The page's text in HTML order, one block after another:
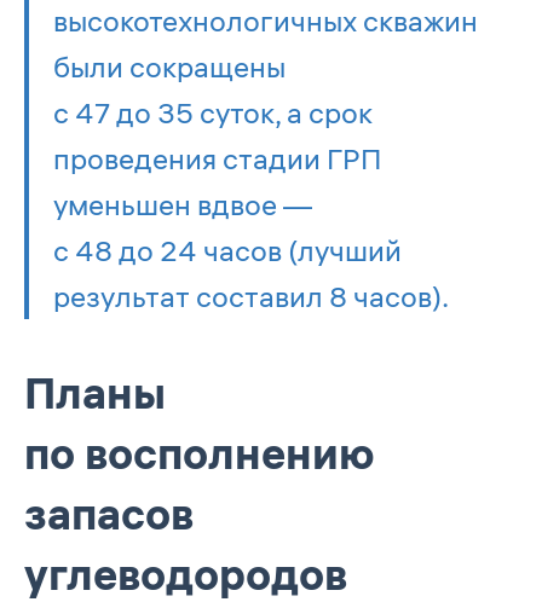
высокотехнологичных скважин
были сокращены
с 47 до 35 суток, а срок
проведения стадии ГРП
уменьшен вдвое —
с 48 до 24 часов (лучший
результат составил 8 часов).
Планы
по восполнению
запасов
углеводородов